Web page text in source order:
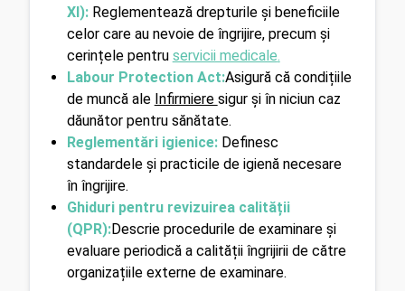
XI): Reglementează drepturile și beneficiile
celor care au nevoie de îngrijire, precum și
cerințele pentru servicii medicale.
Labour Protection Act:Asigură că condițiile
de muncă ale Infirmiere sigur și în niciun caz
dăunător pentru sănătate.
Reglementări igienice: Definesc
standardele și practicile de igienă necesare
în îngrijire.
Ghiduri pentru revizuirea calității
(QPR):Descrie procedurile de examinare și
evaluare periodică a calității îngrijirii de către
organizațiile externe de examinare.